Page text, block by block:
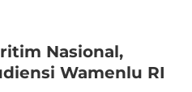
Nasional,
Wamenlu RI